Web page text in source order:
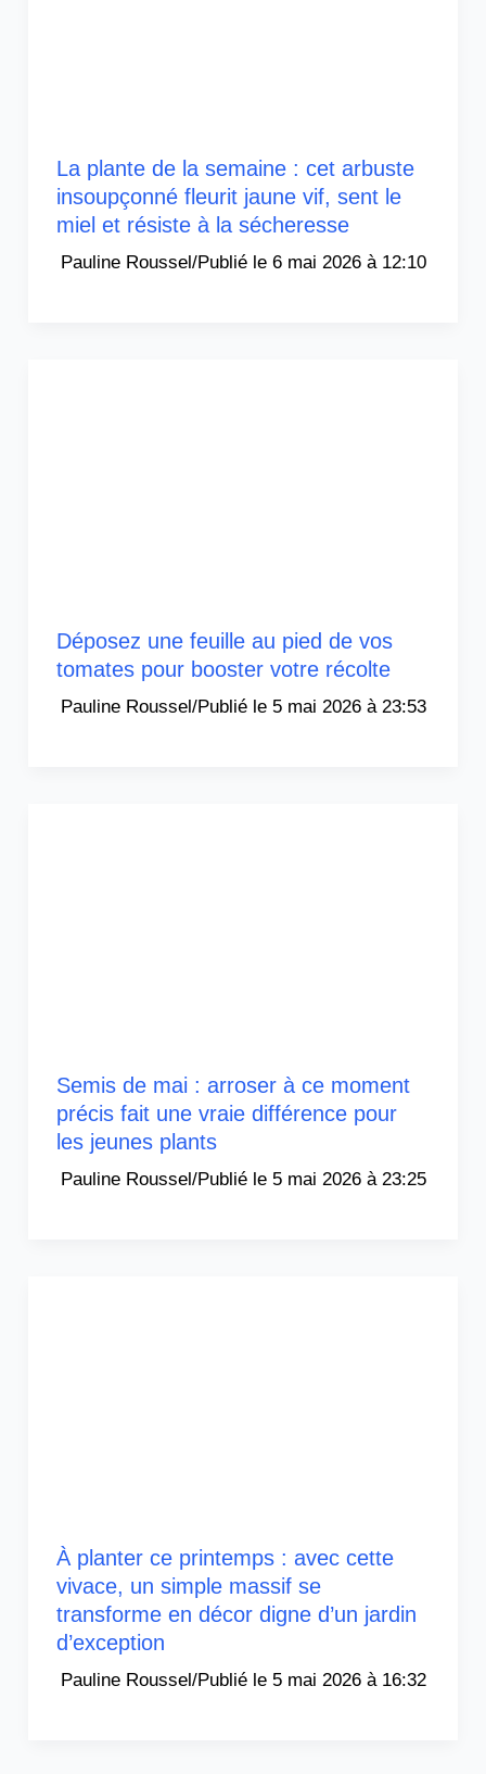
La plante de la semaine : cet arbuste
insoupçonné fleurit jaune vif, sent le
miel et résiste à la sécheresse
Pauline Roussel/ 6 mai 2026 à 12:10
Déposez une feuille au pied de vos
tomates pour booster votre récolte
Pauline Roussel/ 5 mai 2026 à 23:53
Semis de mai : arroser à ce moment
précis fait une vraie différence pour
les jeunes plants
Pauline Roussel/ 5 mai 2026 à 23:25
À planter ce printemps : avec cette
vivace, un simple massif se
transforme en décor digne d’un jardin
d’exception
Pauline Roussel/ 5 mai 2026 à 16:32